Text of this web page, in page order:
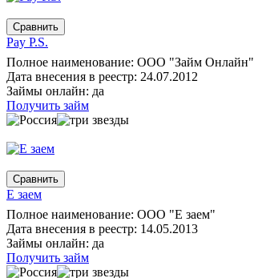
Pay P.S.
Полное наименование: ООО "Займ Онлайн"
Дата внесения в реестр: 24.07.2012
Займы онлайн: да
Получить займ
Е заем
Полное наименование: ООО "Е заем"
Дата внесения в реестр: 14.05.2013
Займы онлайн: да
Получить займ